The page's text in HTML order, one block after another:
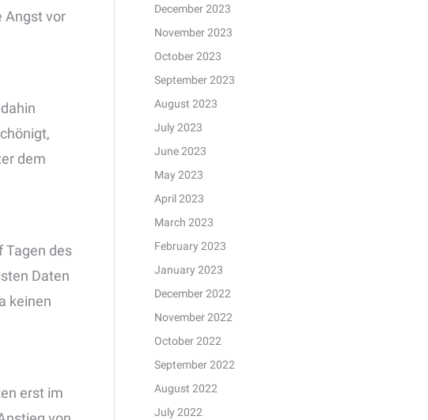
Angst vor
dem
Tagen des
Daten
keinen
erst im
December 2023
November 2023
October 2023
September 2023
August 2023
July 2023
June 2023
May 2023
April 2023
March 2023
February 2023
January 2023
December 2022
November 2022
October 2022
September 2022
August 2022
July 2022